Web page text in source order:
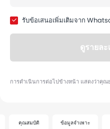
คุณสมบัติ ข้อมูลจำเพาะ